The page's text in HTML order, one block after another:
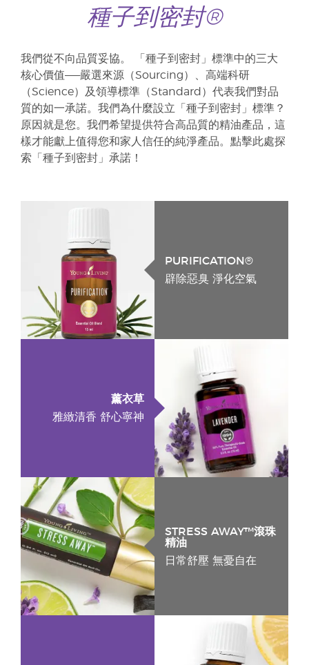
種子到密封®
我們從不向品質妥協。 「種子到密封」標準中的三大
核心價值——嚴選來源（Sourcing）、高端科研
（Science）及領導標準（Standard）代表我們對品
質的如一承諾。我們為什麼設立「種子到密封」標準？
原因就是您。我們希望提供符合高品質的精油產品，這
樣才能獻上值得您和家人信任的純淨產品。點擊此處探
索「種子到密封」承諾！
PURIFICATION®
辟除惡臭 淨化空氣
薰衣草
雅緻清香 舒心寧神
STRESS AWAY™滾珠
精油
日常舒壓 無憂自在